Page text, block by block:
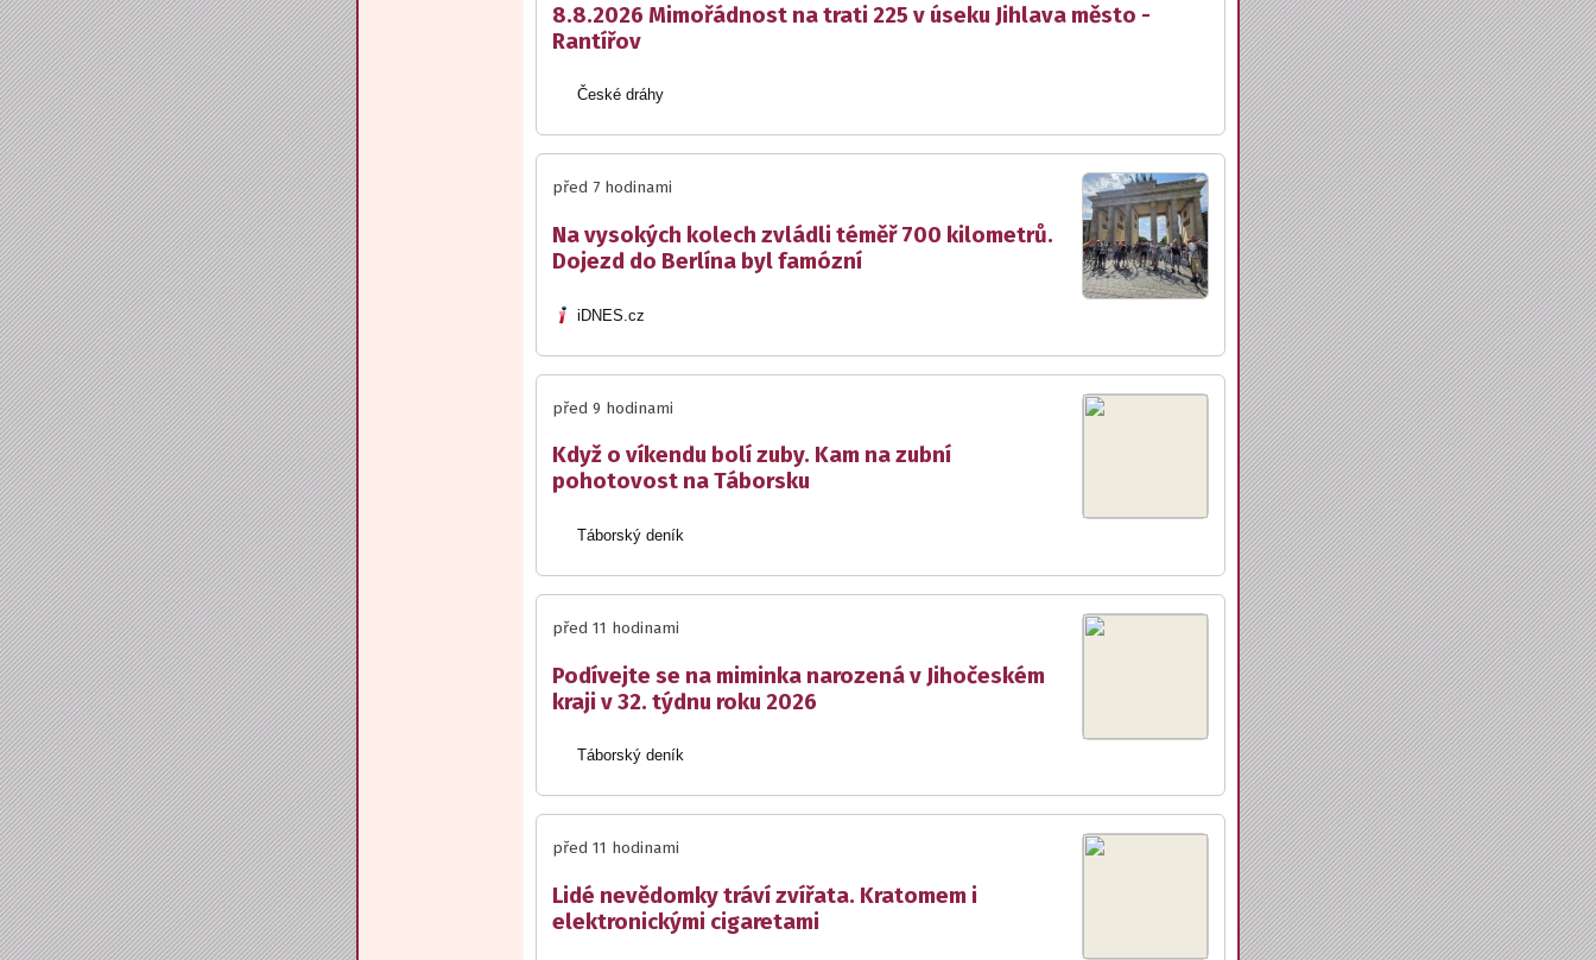
8.8.2026 Mimořádnost na trati 225 v úseku Jihlava město -
Rantířov
České dráhy
před 7 hodinami
Na vysokých kolech zvládli téměř 700 kilometrů.
Dojezd do Berlína byl famózní
iDNES.cz
před 9 hodinami
Když o víkendu bolí zuby. Kam na zubní
pohotovost na Táborsku
Táborský deník
před 11 hodinami
Podívejte se na miminka narozená v Jihočeském
kraji v 32. týdnu roku 2026
Táborský deník
před 11 hodinami
Lidé nevědomky tráví zvířata. Kratomem i
elektronickými cigaretami